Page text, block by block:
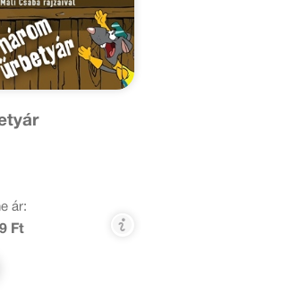
ár:
Ft